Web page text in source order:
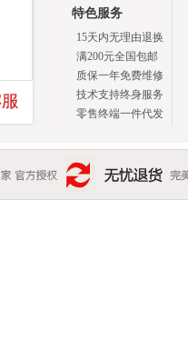
特色服务
15天内无理由退换
满200元全国包邮
质保一年免费维修
技术支持终身服务
零售终端一件代发
无忧退货 完美售后 15天